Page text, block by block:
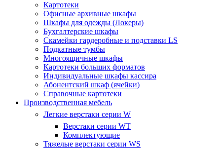
Картотеки
Офисные архивные шкафы
Шкафы для одежды (Локеры)
Бухгалтерские шкафы
Скамейки гардеробные и подставки LS
Подкатные тумбы
Многоящичные шкафы
Картотеки больших форматов
Индивидуальные шкафы кассира
Абонентский шкаф (ячейки)
Справочные картотеки
Производственная мебель
Легкие верстаки серии W
Верстаки серии WT
Комплектующие
Тяжелые верстаки серии WS